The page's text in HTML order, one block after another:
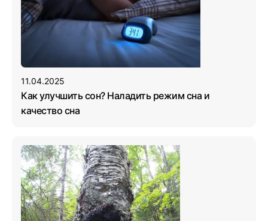
11.04.2025
Как улучшить сон? Наладить режим сна и
качество сна